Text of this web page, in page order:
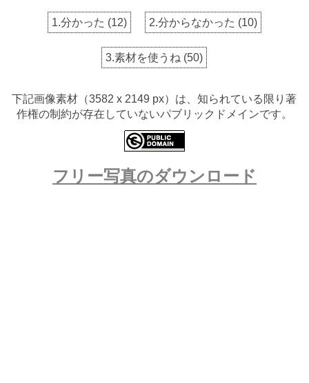
1.分かった (12) 2.分からなかった (10)
3.素材を使うね (50)
下記画像素材（3582 x 2149 px）は、知られている限り著
作権の制約が存在していないパブリックドメインです。
フリー写真のダウンロード